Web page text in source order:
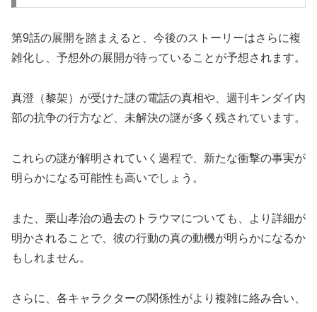
第9話の展開を踏まえると、今後のストーリーはさらに複
雑化し、予想外の展開が待っていることが予想されます。
真澄（黎架）が受けた謎の電話の真相や、週刊キンダイ内
部の抗争の行方など、未解決の謎が多く残されています。
これらの謎が解明されていく過程で、新たな衝撃の事実が
明らかになる可能性も高いでしょう。
また、栗山孝治の過去のトラウマについても、より詳細が
明かされることで、彼の行動の真の動機が明らかになるか
もしれません。
さらに、各キャラクターの関係性がより複雑に絡み合い、